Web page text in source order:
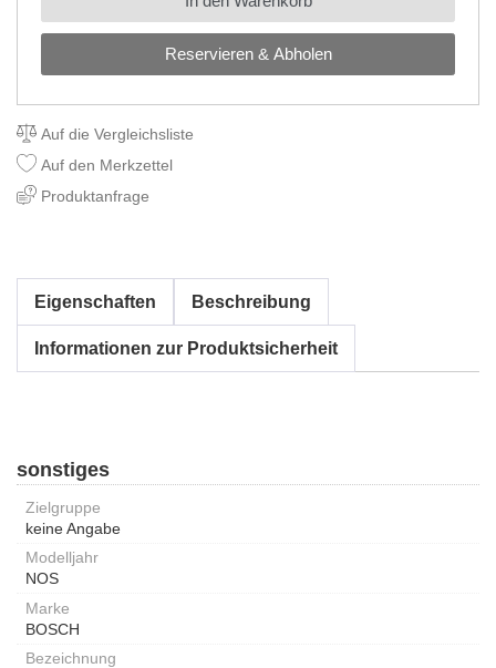
Reservieren & Abholen
Auf die Vergleichsliste
Auf den Merkzettel
Produktanfrage
Eigenschaften Beschreibung
Informationen zur Produktsicherheit
sonstiges
Zielgruppe
keine Angabe
Modelljahr
NOS
Marke
BOSCH
Bezeichnung